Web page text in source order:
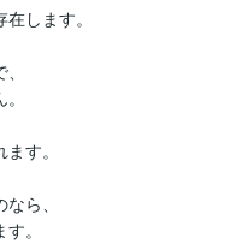
します。
す。
ら、
。